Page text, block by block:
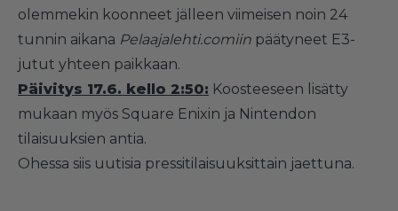
olemmekin koonneet jälleen viimeisen noin 24
tunnin aikana Pelaajalehti.comiin päätyneet E3-
jutut yhteen paikkaan.
Päivitys 17.6. kello 2:50: Koosteeseen lisätty
mukaan myös Square Enixin ja Nintendon
tilaisuuksien antia.
Ohessa siis uutisia pressitilaisuuksittain jaettuna.